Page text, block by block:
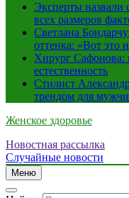
Эксперты назвали
всех размеров
Светлана
оттенка: «Вот это
Хирург Сафонова:
естественность
Стилист
трендом для
Женское здоровье
Новостная рассылка
Случайные новости
Меню